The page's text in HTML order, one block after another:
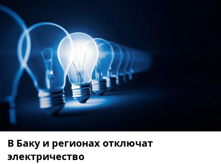
В Баку и регионах отключат
электричество